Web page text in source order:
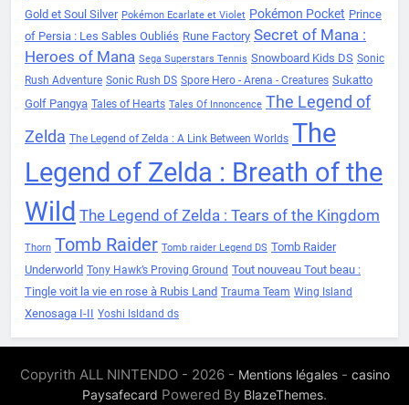
Gold et Soul Silver Pokémon Ecarlate et Violet Pokémon Pocket Prince
of Persia : Les Sables Oubliés Rune Factory Secret of Mana :
Heroes of Mana Sega Superstars Tennis Snowboard Kids DS Sonic
Rush Adventure Sonic Rush DS Spore Hero - Arena - Creatures Sukatto
Golf Pangya Tales of Hearts Tales Of Innoncence The Legend of
Zelda The Legend of Zelda : A Link Between Worlds The
Legend of Zelda : Breath of the
Wild The Legend of Zelda : Tears of the Kingdom
Thorn Tomb Raider Tomb raider Legend DS Tomb Raider
Underworld Tony Hawk’s Proving Ground Tout nouveau Tout beau :
Tingle voit la vie en rose à Rubis Land Trauma Team Wing Island
Xenosaga I-II Yoshi Isldand ds
Copyrith ALL NINTENDO - 2026 - Mentions légales- casino
Paysafecard Powered By BlazeThemes.